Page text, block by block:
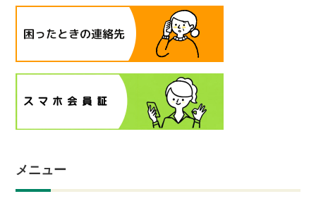
メニュー